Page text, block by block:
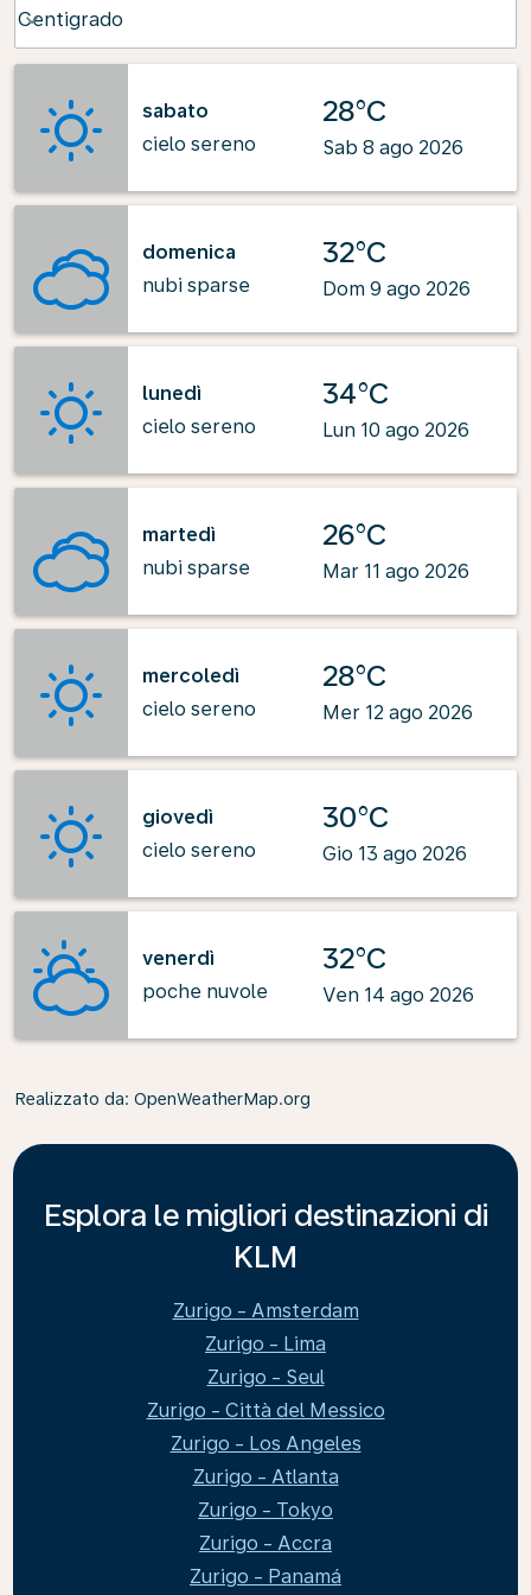
Centigrado
keyboard_arrow_down
sabato
cielo sereno
28°C
Sab 8 ago 2026
domenica
nubi sparse
32°C
Dom 9 ago 2026
lunedì
cielo sereno
34°C
Lun 10 ago 2026
martedì
nubi sparse
26°C
Mar 11 ago 2026
mercoledì
cielo sereno
28°C
Mer 12 ago 2026
giovedì
cielo sereno
30°C
Gio 13 ago 2026
venerdì
poche nuvole
32°C
Ven 14 ago 2026
Realizzato da: OpenWeatherMap.org
Esplora le migliori destinazioni di
KLM
Zurigo - Amsterdam
Zurigo - Lima
Zurigo - Seul
Zurigo - Città del Messico
Zurigo - Los Angeles
Zurigo - Atlanta
Zurigo - Tokyo
Zurigo - Accra
Zurigo - Panamá